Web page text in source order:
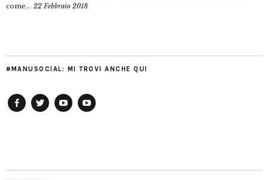
come... 22 Febbraio 2018
#MANUSOCIAL: MI TROVI ANCHE QUI